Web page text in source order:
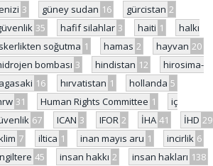
3 güney sudan 16 gürcistan 2
35 hafif silahlar 3 haiti 1
halkı
soğutma 1 hamas 2 hayvan 20
bombası 3 hindistan 12
hirosima-
16 hırvatistan 1 hollanda 5
31 Human Rights Committee 1
iç
67 ICAN 3 IFOR 2 İHA 41 İHD 29
7 iltica 1 inan mayıs aru 1 incirlik 6
45 insan hakkı 2 insan hakları 138